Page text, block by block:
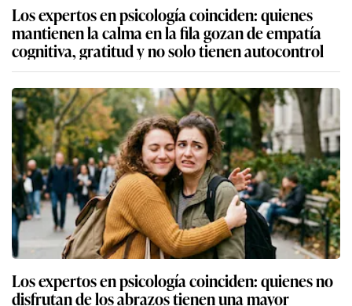
Los expertos en psicología coinciden: quienes
mantienen la calma en la fila gozan de empatía
cognitiva, gratitud y no solo tienen autocontrol
Los expertos en psicología coinciden: quienes no
disfrutan de los abrazos tienen una mayor